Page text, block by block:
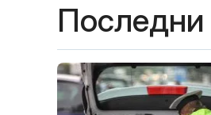
Последни